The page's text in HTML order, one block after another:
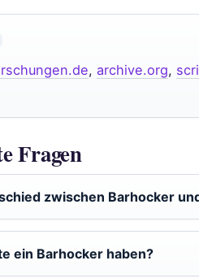
, archive.org,
Fragen
zwischen Barhocker
ein Barhocker haben?